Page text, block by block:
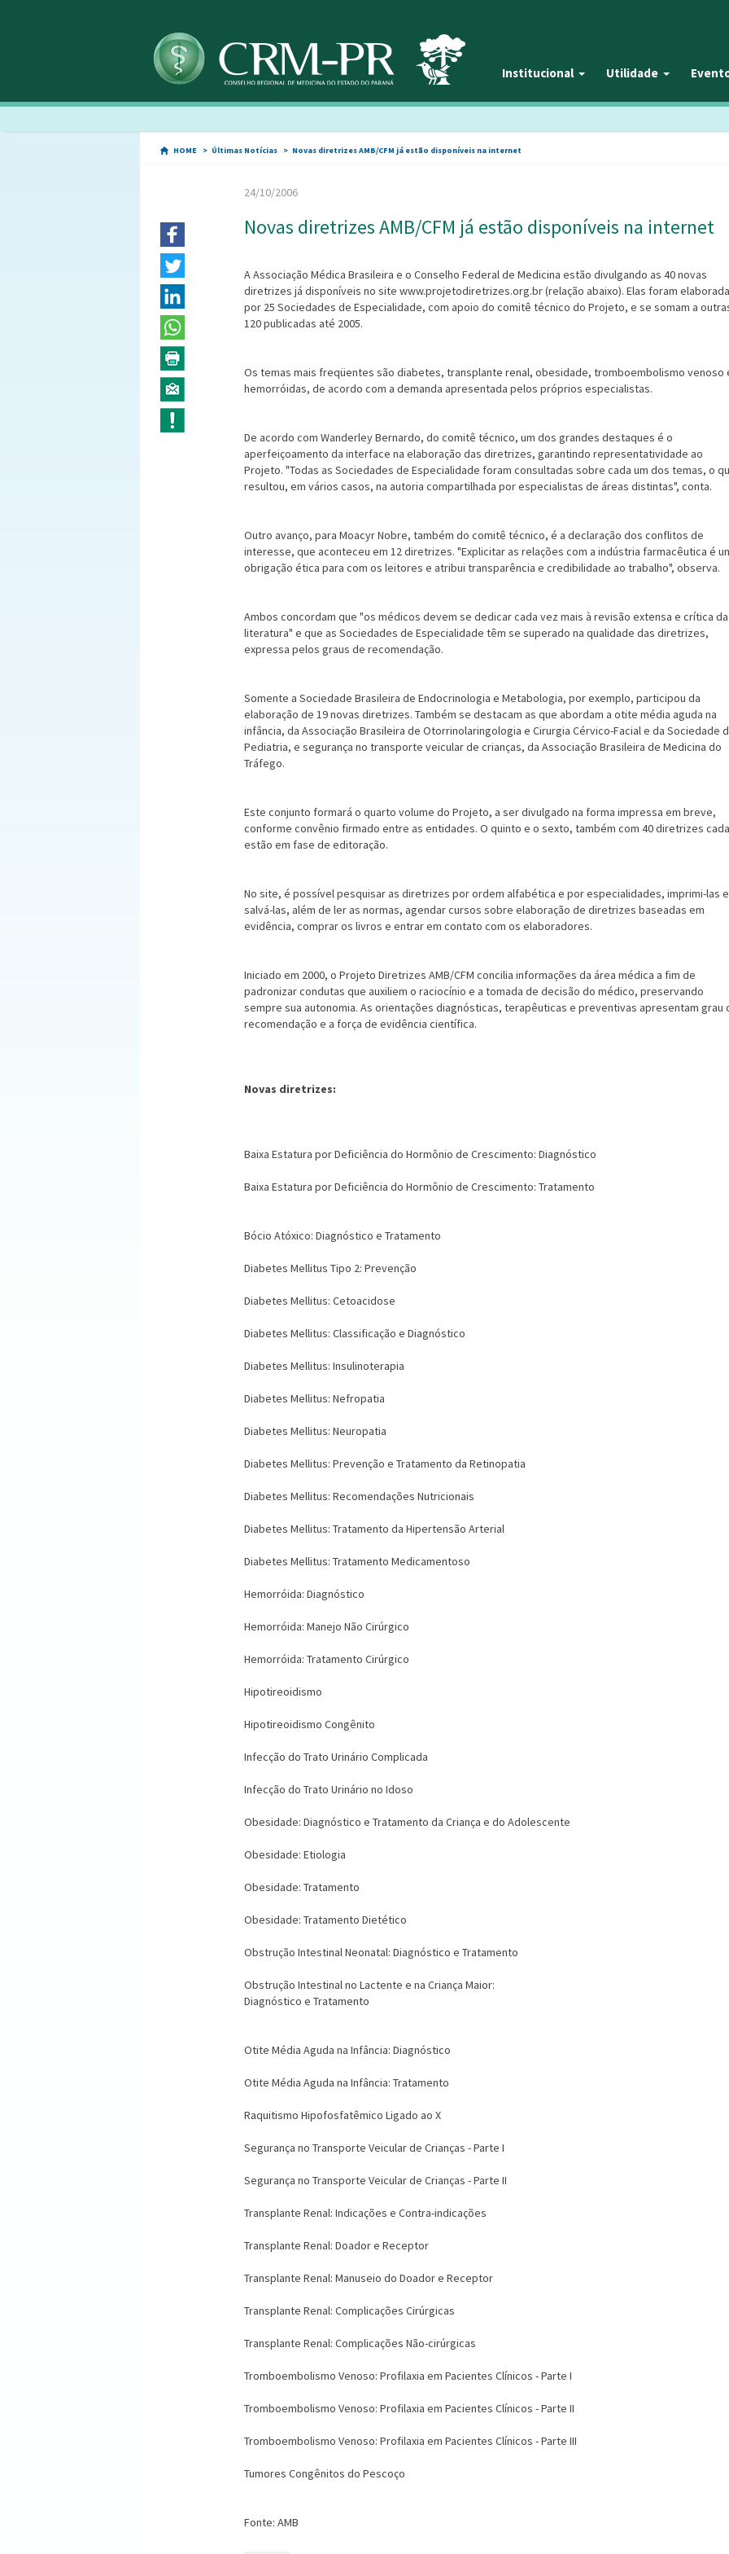
Institucional Utilidade
HOME Últimas Notícias Novas diretrizes AMB/CFM já estão disponíveis na internet
24/10/2006
Novas diretrizes AMB/CFM já estão disponíveis na internet
A Associação Médica Brasileira e o Conselho Federal de Medicina estão divulgando as 40 novas
diretrizes já disponíveis no site www.projetodiretrizes.org.br (relação abaixo). Elas foram
por 25 Sociedades de Especialidade, com apoio do comitê técnico do Projeto, e se somam a
120 publicadas até 2005.
Os temas mais freqüentes são diabetes, transplante renal, obesidade, tromboembolismo venoso
hemorróidas, de acordo com a demanda apresentada pelos próprios especialistas.
De acordo com Wanderley Bernardo, do comitê técnico, um dos grandes destaques é o
aperfeiçoamento da interface na elaboração das diretrizes, garantindo representatividade ao
Projeto. "Todas as Sociedades de Especialidade foram consultadas sobre cada um dos temas, o
resultou, em vários casos, na autoria compartilhada por especialistas de áreas distintas", conta.
Outro avanço, para Moacyr Nobre, também do comitê técnico, é a declaração dos conflitos de
interesse, que aconteceu em 12 diretrizes. "Explicitar as relações com a indústria farmacêutica é
obrigação ética para com os leitores e atribui transparência e credibilidade ao trabalho", observa.
Ambos concordam que "os médicos devem se dedicar cada vez mais à revisão extensa e crítica da
literatura" e que as Sociedades de Especialidade têm se superado na qualidade das diretrizes,
expressa pelos graus de recomendação.
Somente a Sociedade Brasileira de Endocrinologia e Metabologia, por exemplo, participou da
elaboração de 19 novas diretrizes. Também se destacam as que abordam a otite média aguda na
infância, da Associação Brasileira de Otorrinolaringologia e Cirurgia Cérvico-Facial e da Sociedade
Pediatria, e segurança no transporte veicular de crianças, da Associação Brasileira de Medicina do
Tráfego.
Este conjunto formará o quarto volume do Projeto, a ser divulgado na forma impressa em breve,
conforme convênio firmado entre as entidades. O quinto e o sexto, também com 40 diretrizes
estão em fase de editoração.
No site, é possível pesquisar as diretrizes por ordem alfabética e por especialidades, imprimi-las e
salvá-las, além de ler as normas, agendar cursos sobre elaboração de diretrizes baseadas em
evidência, comprar os livros e entrar em contato com os elaboradores.
Iniciado em 2000, o Projeto Diretrizes AMB/CFM concilia informações da área médica a fim de
padronizar condutas que auxiliem o raciocínio e a tomada de decisão do médico, preservando
sempre sua autonomia. As orientações diagnósticas, terapêuticas e preventivas apresentam grau
recomendação e a força de evidência científica.
Novas diretrizes:
Baixa Estatura por Deficiência do Hormônio de Crescimento: Diagnóstico
Baixa Estatura por Deficiência do Hormônio de Crescimento: Tratamento
Bócio Atóxico: Diagnóstico e Tratamento
Diabetes Mellitus Tipo 2: Prevenção
Diabetes Mellitus: Cetoacidose
Diabetes Mellitus: Classificação e Diagnóstico
Diabetes Mellitus: Insulinoterapia
Diabetes Mellitus: Nefropatia
Diabetes Mellitus: Neuropatia
Diabetes Mellitus: Prevenção e Tratamento da Retinopatia
Diabetes Mellitus: Recomendações Nutricionais
Diabetes Mellitus: Tratamento da Hipertensão Arterial
Diabetes Mellitus: Tratamento Medicamentoso
Hemorróida: Diagnóstico
Hemorróida: Manejo Não Cirúrgico
Hemorróida: Tratamento Cirúrgico
Hipotireoidismo
Hipotireoidismo Congênito
Infecção do Trato Urinário Complicada
Infecção do Trato Urinário no Idoso
Obesidade: Diagnóstico e Tratamento da Criança e do Adolescente
Obesidade: Etiologia
Obesidade: Tratamento
Obesidade: Tratamento Dietético
Obstrução Intestinal Neonatal: Diagnóstico e Tratamento
Obstrução Intestinal no Lactente e na Criança Maior:
Diagnóstico e Tratamento
Otite Média Aguda na Infância: Diagnóstico
Otite Média Aguda na Infância: Tratamento
Raquitismo Hipofosfatêmico Ligado ao X
Segurança no Transporte Veicular de Crianças - Parte I
Segurança no Transporte Veicular de Crianças - Parte II
Transplante Renal: Indicações e Contra-indicações
Transplante Renal: Doador e Receptor
Transplante Renal: Manuseio do Doador e Receptor
Transplante Renal: Complicações Cirúrgicas
Transplante Renal: Complicações Não-cirúrgicas
Tromboembolismo Venoso: Profilaxia em Pacientes Clínicos - Parte I
Tromboembolismo Venoso: Profilaxia em Pacientes Clínicos - Parte II
Tromboembolismo Venoso: Profilaxia em Pacientes Clínicos - Parte III
Tumores Congênitos do Pescoço
Fonte: AMB